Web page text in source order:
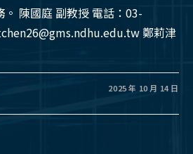
陳國庭 副教授 電話：03-
鄭莉津
2025 年 10 月 14 日